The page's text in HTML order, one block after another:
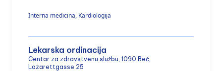
Interna medicina, Kardiologija
Lekarska ordinacija
Centar za zdravstvenu službu, 1090 Beč,
Lazarettgasse 25